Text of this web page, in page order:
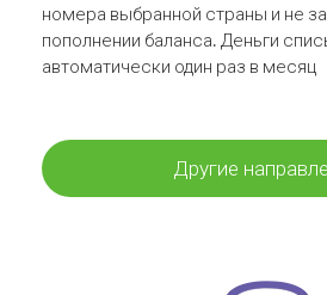
номера выбранной страны и не
пополнении баланса. Деньги
автоматически один раз в месяц
Другие